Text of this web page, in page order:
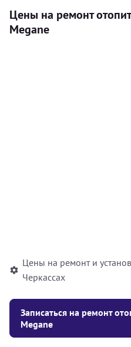
Цены на ремонт
Megane
Цены на ремонт и
Черкассах
Записаться на ремонт
Megane